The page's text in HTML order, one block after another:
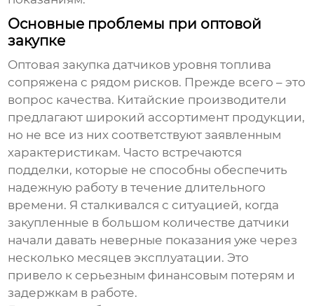
Основные проблемы при оптовой
закупке
Оптовая закупкадатчиков уровня топлива
сопряжена с рядом рисков. Прежде всего – это
вопрос качества. Китайские производители
предлагают широкий ассортимент продукции,
но не все из них соответствуют заявленным
характеристикам. Часто встречаются
подделки, которые не способны обеспечить
надежную работу в течение длительного
времени. Я сталкивался с ситуацией, когда
закупленные в большом количестве датчики
начали давать неверные показания уже через
несколько месяцев эксплуатации. Это
привело к серьезным финансовым потерям и
задержкам в работе.